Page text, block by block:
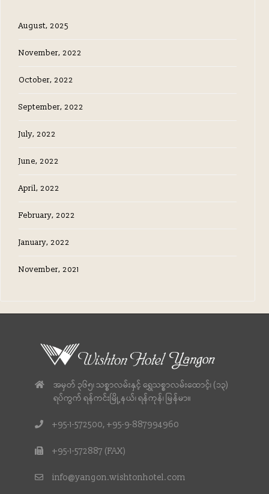
August, 2025
November, 2022
October, 2022
September, 2022
July, 2022
June, 2022
April, 2022
February, 2022
January, 2022
November, 2021
အမှတ် ၃၆၅၊ သစ္စာလမ်းနှင့် ရွှေသစ္စာလမ်းထောင့်၊ (၁၃)
ရပ်ကွက် ရန်ကင်းမြို့နယ်၊ ရန်ကုန်၊ မြန်မာ။
+95-1-572500, +95-9-887994960
+95-1-572887 (FAX)
info@yangon.wishtonhotel.com